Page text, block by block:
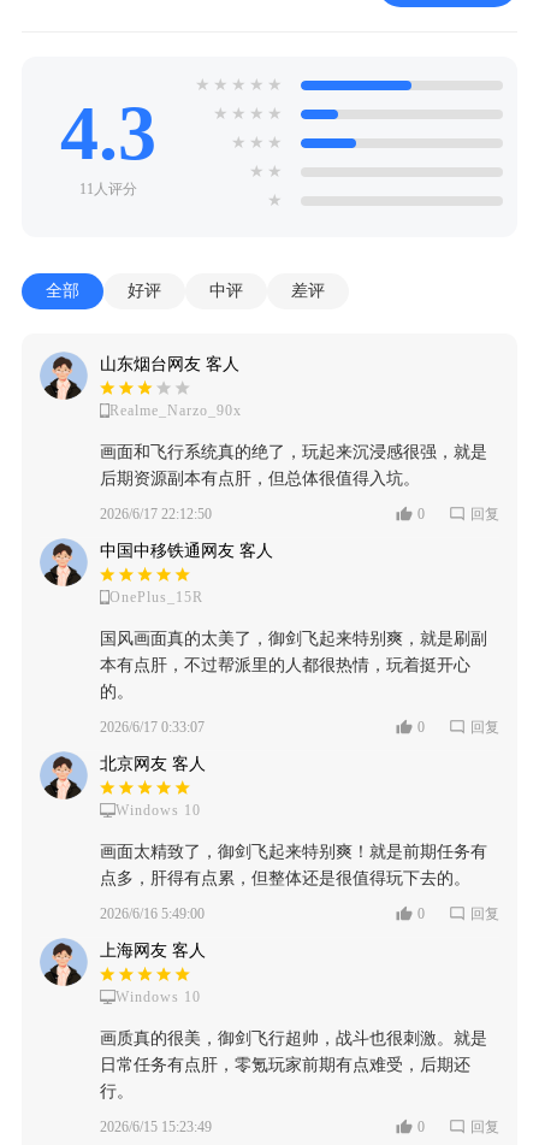
4.3
11人评分
★ ★ ★ ★ ★
★ ★ ★ ★
★ ★ ★
★ ★
★
全部 好评 中评 差评
山东烟台网友 客人
Realme_Narzo_90x
画面和飞行系统真的绝了，玩起来沉浸感很强，就是
后期资源副本有点肝，但总体很值得入坑。
2026/6/17 22:12:50 0 回复
中国中移铁通网友 客人
OnePlus_15R
国风画面真的太美了，御剑飞起来特别爽，就是刷副
本有点肝，不过帮派里的人都很热情，玩着挺开心
的。
2026/6/17 0:33:07 0 回复
北京网友 客人
Windows 10
画面太精致了，御剑飞起来特别爽！就是前期任务有
点多，肝得有点累，但整体还是很值得玩下去的。
2026/6/16 5:49:00 0 回复
上海网友 客人
Windows 10
画质真的很美，御剑飞行超帅，战斗也很刺激。就是
日常任务有点肝，零氪玩家前期有点难受，后期还
行。
2026/6/15 15:23:49 0 回复